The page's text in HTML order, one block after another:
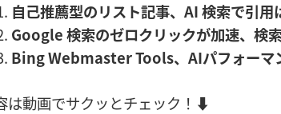
自己推薦型のリスト記事、AI 検索で引
Google 検索のゼロクリックが加速、検
Bing Webmaster Tools、AIパフォーマ
は動画でサクッとチェック！⬇️